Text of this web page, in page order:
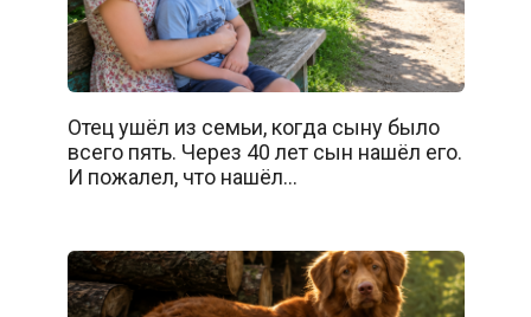
Отец ушёл из семьи, когда сыну было
всего пять. Через 40 лет сын нашёл его.
И пожалел, что нашёл…